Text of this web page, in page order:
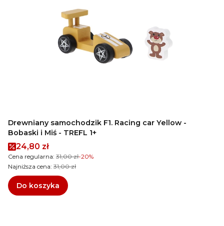
Drewniany samochodzik F1. Racing car Yellow -
Bobaski i Miś - TREFL 1+
Cena promocyjna
24,80 zł
Cena regularna: 31,00 zł-20%
Najniższa cena: 31,00 zł
Do koszyka